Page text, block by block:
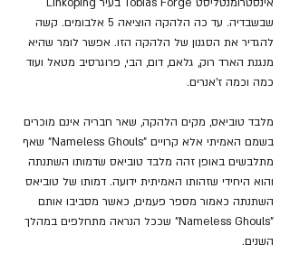
שבשבדיה. עד כה הלהקה הוציאה 5 אלבומים. קשה
להגדיר את הסגנון של הלהקה הזו. אפשר לומר שהיא
מנגנת הארד רוק, גלאם, דום, הבי, פרוגרסיב מטאל ועוד
כמה וכמה ז'אנרים.
מלבד טוביאס, מקים הלהקה, שאר חבריה אינם מוכרים
בשמם האמיתי אלא קרויים ”Nameless Ghouls" שאף
מתלבשים באופן זהה מלבד טוביאס שדמותו השתנתה
והוא היחידי שזהותו האמיתית ידועה. דמותו של טוביאס
השתנתה כאמור מספר פעמים, כאשר מסביבו אותם
”Nameless Ghouls" שככל הנראה מתחלפים במהלך
השנים.